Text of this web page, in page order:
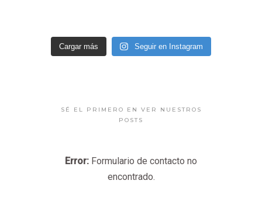
Cargar más Seguir en Instagram
SÉ EL PRIMERO EN VER NUESTROS
POSTS
Error: Formulario de contacto no
encontrado.